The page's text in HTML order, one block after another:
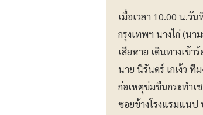
เมื่อเวลา 10.00 น.วั
กรุงเทพฯ นางไก่ (น
เสียหาย เดินทางเข้า
นาย นิรันดร์ เกเง้ว ที
ก่อเหตุข่มขืนกระทำเ
ซอยข้างโรงแรมแนป